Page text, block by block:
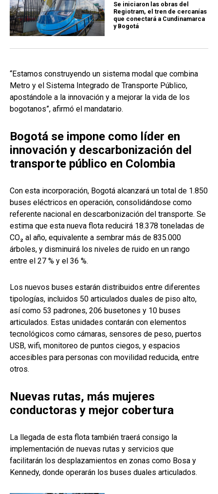
Se iniciaron las obras del
Regiotram, el tren de cercanías
que conectará a Cundinamarca
y Bogotá
“Estamos construyendo un sistema modal que combina
Metro y el Sistema Integrado de Transporte Público,
apostándole a la innovación y a mejorar la vida de los
bogotanos”, afirmó el mandatario.
Bogotá se impone como líder en
innovación y descarbonización del
transporte público en Colombia
Con esta incorporación, Bogotá alcanzará un total de 1.850
buses eléctricos en operación, consolidándose como
referente nacional en descarbonización del transporte. Se
estima que esta nueva flota reducirá 18.378 toneladas de
CO₂ al año, equivalente a sembrar más de 835.000
árboles, y disminuirá los niveles de ruido en un rango
entre el 27 % y el 36 %.
Los nuevos buses estarán distribuidos entre diferentes
tipologías, incluidos 50 articulados duales de piso alto,
así como 53 padrones, 206 busetones y 10 buses
articulados. Estas unidades contarán con elementos
tecnológicos como cámaras, sensores de peso, puertos
USB, wifi, monitoreo de puntos ciegos, y espacios
accesibles para personas con movilidad reducida, entre
otros.
Nuevas rutas, más mujeres
conductoras y mejor cobertura
La llegada de esta flota también traerá consigo la
implementación de nuevas rutas y servicios que
facilitarán los desplazamientos en zonas como Bosa y
Kennedy, donde operarán los buses duales articulados.